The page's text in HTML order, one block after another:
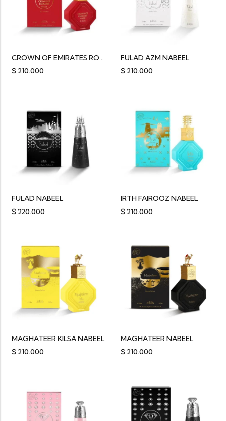
CROWN OF EMIRATES ROUGE NABEEL
$210.000
FULAD AZM NABEEL
$ 210.000
FULAD NABEEL
$220.000
IRTH FAIROOZ NABEEL
$ 210.000
MAGHATEER KILSA NABEEL
$210.000
MAGHATEER NABEEL
$ 210.000